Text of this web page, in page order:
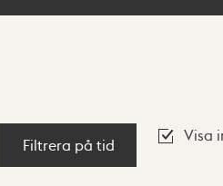
Filtrera på tid
Visa